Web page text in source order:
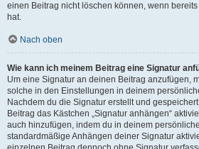
einen Beitrag nicht löschen können, wenn
hat.
Nach oben
Wie kann ich meinem Beitrag eine Signatur
Um eine Signatur an deinen Beitrag anzufügen,
solche in den Einstellungen in deinem
Nachdem du die Signatur erstellt und
Beitrag das Kästchen „Signatur anhängen“
auch hinzufügen, indem du in deinem
standardmäßige Anhängen deiner Signatur